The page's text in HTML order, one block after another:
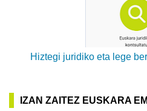
Hiztegi juridiko eta lege
IZAN ZAITEZ EUSKARA